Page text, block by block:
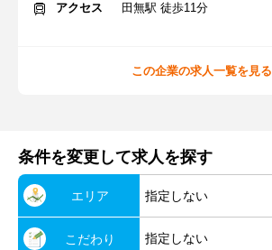
アクセス
田無駅 徒歩11分
この企業の求人一覧を見る
条件を変更して求人を探す
エリア 指定しない
こだわり 指定しない